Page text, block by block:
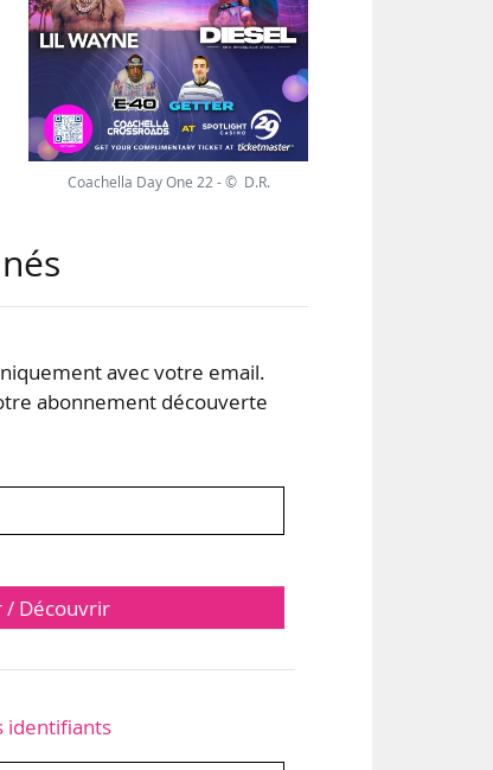
Coachella Day One 22 - © D.R.
avec votre email.
abonnement découverte
/ Découvrir
identifiants